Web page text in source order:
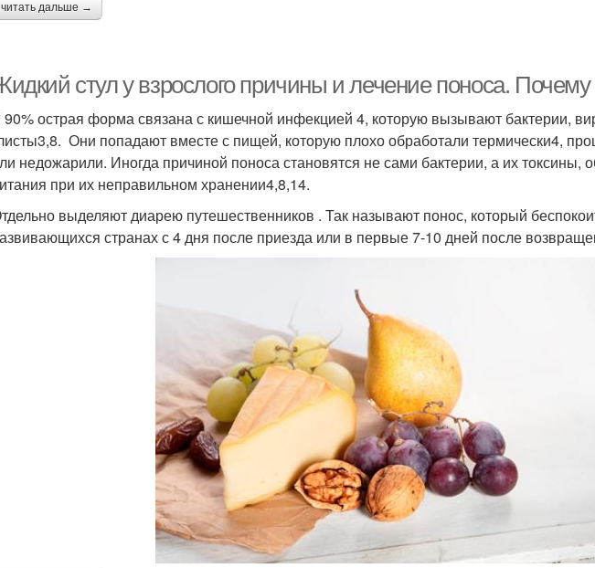
читать дальше →
стул у взрослого причины и лечение поноса. Почему
90% острая форма связана с кишечной инфекцией 4, которую вызывают бактерии,
Они попадают вместе с пищей, которую плохо обработали термически4,
недожарили. Иногда причиной поноса становятся не сами бактерии, а их токсины,
при их неправильном хранении4,8,14.
выделяют диарею путешественников . Так называют понос, который
странах с 4 дня после приезда или в первые 7-10 дней после